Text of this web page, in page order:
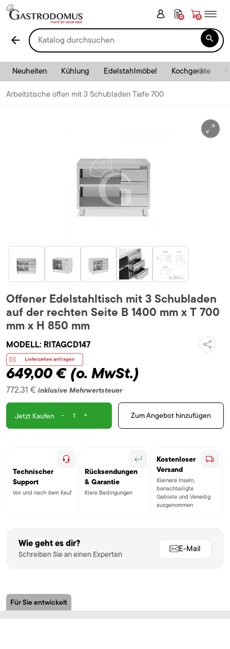
0 0
arrow_back 
Neuheiten Kühlung Edelstahlmöbel Kochgeräte
Arbeitstische offen mit 3 Schubladen Tiefe 700
Offener Edelstahltisch mit 3 Schubladen
auf der rechten Seite B 1400 mm x T 700
mm x H 850 mm
MODELL: RITAGCD147
649,00 €(o. MwSt.)
772,31 € inklusive Mehrwertsteuer
Jetzt Kaufen - + Zum Angebot hinzufügen
Technischer
Support
Vor und nach dem Kauf
Rücksendungen
& Garantie
Klare Bedingungen
Kostenloser
Versand
Kleinere Inseln,
benachteiligte
Gebiete und Venedig
ausgenommen
Wie geht es dir?
Schreiben Sie an einen Experten
E-Mail
Für Sie entwickelt